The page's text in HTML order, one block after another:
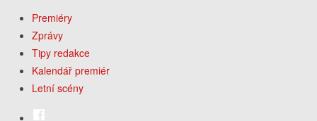
Premiéry
Zprávy
Tipy redakce
Kalendář premiér
Letní scény